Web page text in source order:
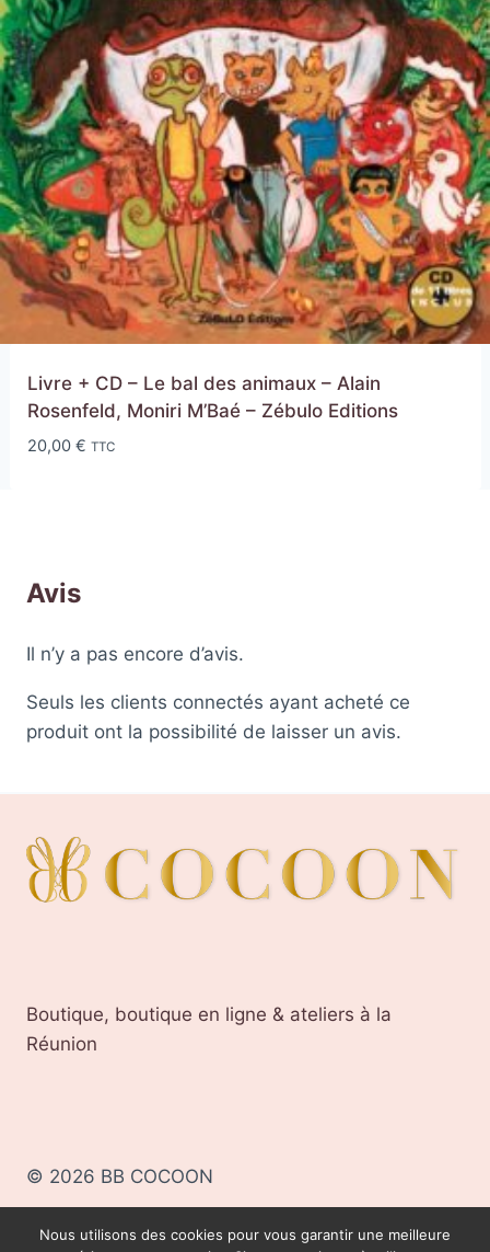
Livre + CD – Le bal des animaux – Alain
Rosenfeld, Moniri M’Baé – Zébulo Editions
20,00 € TTC
Avis
Il n’y a pas encore d’avis.
Seuls les clients connectés ayant acheté ce
produit ont la possibilité de laisser un avis.
Boutique, boutique en ligne & ateliers à la
Réunion
© 2026 BB COCOON
BB COCOON, TOUS DROITS RÉSERVÉS
Nous utilisons des cookies pour vous garantir une meilleure